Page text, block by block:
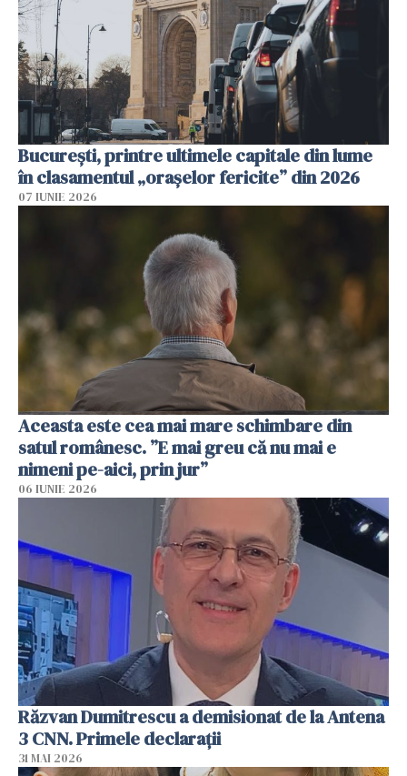
București, printre ultimele capitale din lume
în clasamentul „orașelor fericite” din 2026
07 IUNIE 2026
Aceasta este cea mai mare schimbare din
satul românesc. ”E mai greu că nu mai e
nimeni pe-aici, prin jur”
06 IUNIE 2026
Răzvan Dumitrescu a demisionat de la Antena
3 CNN. Primele declarații
31 MAI 2026